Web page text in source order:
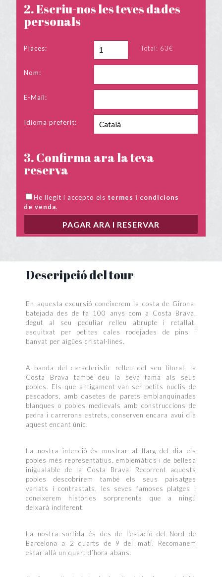
2. Escriu-nos les teves dades
personals
Places: Total: 63€
Nom:
E-Mail:
Idioma preferit:
3. Confirma ara la teva
reserva
He llegit i accepto els termes i condicions
de venda.
Descripció del tour
En aquesta excursió coneixerem la costa de Girona,
batejada des de fa 100 anys com a Costa Brava,
degut al seu peculiar relleu abrupte i retallat,
esquitxat per petites cales rodejades de pins i
banyat per aigües cristal·lines.
A banda del característic relleu del seu litoral, la
Costa Brava també deu la seva fama als seus
pobles. Els que antigament van ser petits nuclis de
pescadors, amb casetes de parets emblanquinades
blanques o pobles medievals amb construccions de
pedra i carrerons estrets, conserven encara avui dia
aquest encant únic.
La nostra intenció és mostrar al llarg del dia els
pobles més representatius, emblemàtics i de bellesa
inigualable de la Costa Brava. Recorrent aquests
pobles descobrirem també els seus paisatges
variats i contrastats, les seves famoses platges i
coneixerem històries sorprenents que a ningú
deixarà indiferent.
La nostra sortida és des de l'estació del Nord de
Barcelona a 2 quarts de 9 del matí. Recomanem
estar allà un quart d’hora abans.